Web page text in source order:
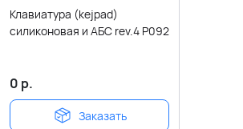
Клавиатура (kejpad)
силиконовая и АБС rev.4 P092
0 р.
Заказать